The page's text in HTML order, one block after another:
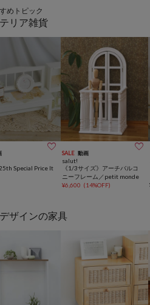
めトピック
リア雑貨

Special Price It
SALE 動画 
salut!
《1/3サイズ》アーチバルコ
ニーフレーム／petit monde
¥6,600 (14%OFF)
ザインの家具